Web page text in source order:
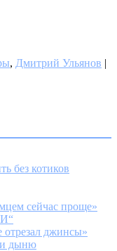
, Дмитрий Ульянов |
без котиков
сейчас проще»
отрезал джинсы»
и дыню